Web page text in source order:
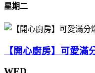
星期二
【開心廚房】可愛滿